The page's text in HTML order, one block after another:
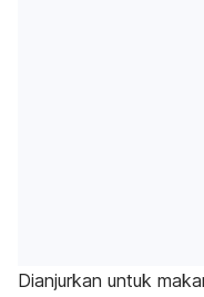
Dianjurkan untuk